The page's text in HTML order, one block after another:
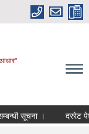
आधार"
सूचना । दररेट पेश